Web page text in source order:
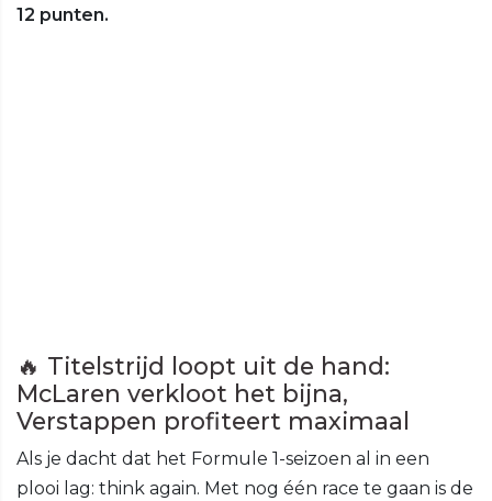
12 punten.
🔥 Titelstrijd loopt uit de hand:
McLaren verkloot het bijna,
Verstappen profiteert maximaal
Als je dacht dat het Formule 1-seizoen al in een
plooi lag: think again. Met nog één race te gaan is de